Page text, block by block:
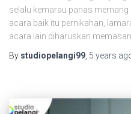
selalu kemarau panas
acara baik itu pernikahan,
acara lain diharuskan
By studiopelangi99 5 years